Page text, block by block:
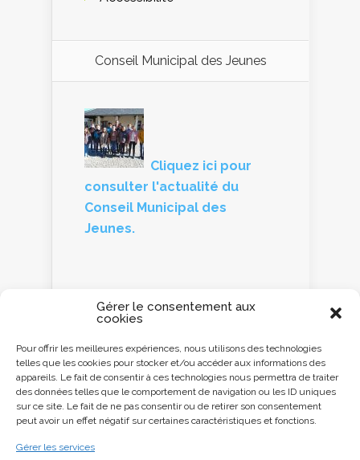
Gérer le consentement aux
cookies
Pour offrir les meilleures expériences, nous utilisons des technologies
telles que les cookies pour stocker et/ou accéder aux informations des
appareils. Le fait de consentir à ces technologies nous permettra de traiter
des données telles que le comportement de navigation ou les ID uniques
sur ce site. Le fait de ne pas consentir ou de retirer son consentement
peut avoir un effet négatif sur certaines caractéristiques et fonctions.
Gérer les services
Conseil Municipal des Jeunes
Cliquez ici pour
consulter l'actualité du
Conseil Municipal des
Jeunes.
Panneau d'information
Cliquez ici ou
scannez le QR code
avec votre
Smartphone pour
accéder au panneau
commune.